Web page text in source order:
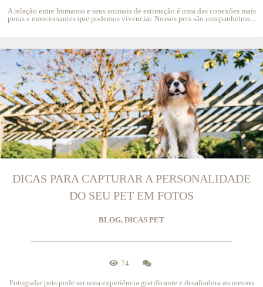
A relação entre humanos e seus animais de estimação é uma das conexões mais
puras e emocionantes que podemos vivenciar. Nossos pets são companheiros...
DICAS PARA CAPTURAR A PERSONALIDADE
DO SEU PET EM FOTOS
BLOG, DICAS PET
74
Fotografar pets pode ser uma experiência gratificante e desafiadora ao mesmo